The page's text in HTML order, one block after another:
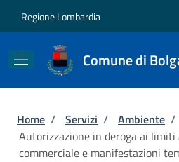
Regione Lombardia
Comune di
Briciole di pane
Home / Servizi / Ambiente /
Autorizzazione in deroga ai
commerciale e manifestazioni